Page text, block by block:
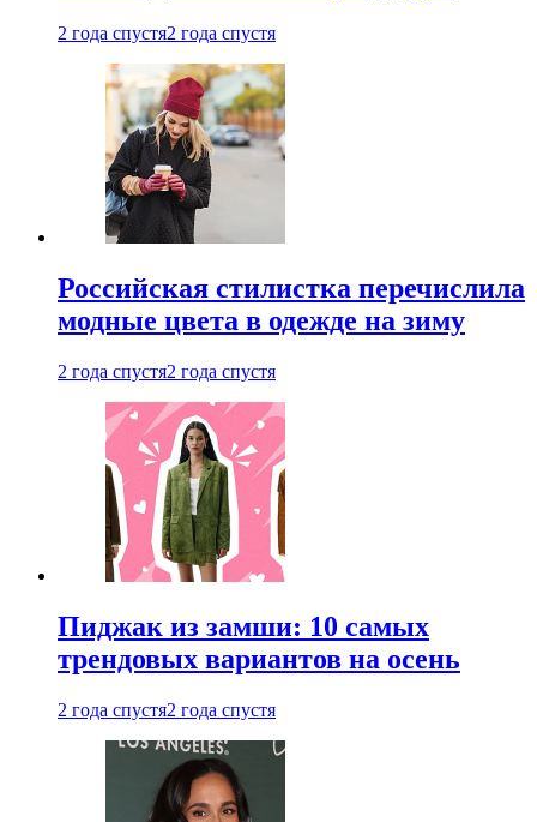
2 года спустя2 года спустя
Российская стилистка перечислила
модные цвета в одежде на зиму
2 года спустя2 года спустя
Пиджак из замши: 10 самых
трендовых вариантов на осень
2 года спустя2 года спустя